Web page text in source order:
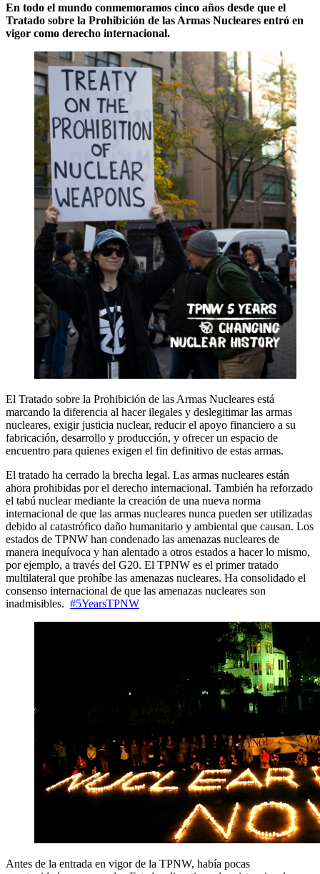
En todo el mundo conmemoramos cinco años desde que el
Tratado sobre la Prohibición de las Armas Nucleares entró en
vigor como derecho internacional.
El Tratado sobre la Prohibición de las Armas Nucleares está
marcando la diferencia al hacer ilegales y deslegitimar las armas
nucleares, exigir justicia nuclear, reducir el apoyo financiero a su
fabricación, desarrollo y producción, y ofrecer un espacio de
encuentro para quienes exigen el fin definitivo de estas armas.
El tratado ha cerrado la brecha legal. Las armas nucleares están
ahora prohibidas por el derecho internacional. También ha reforzado
el tabú nuclear mediante la creación de una nueva norma
internacional de que las armas nucleares nunca pueden ser utilizadas
debido al catastrófico daño humanitario y ambiental que causan. Los
estados de TPNW han condenado las amenazas nucleares de
manera inequívoca y han alentado a otros estados a hacer lo mismo,
por ejemplo, a través del G20. El TPNW es el primer tratado
multilateral que prohíbe las amenazas nucleares. Ha consolidado el
consenso internacional de que las amenazas nucleares son
inadmisibles. #5YearsTPNW
Antes de la entrada en vigor de la TPNW, había pocas